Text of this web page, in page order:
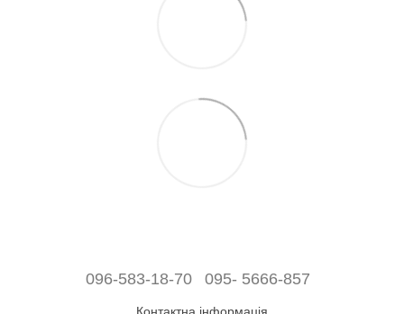
096-583-18-70 095- 5666-857
Контактна інформація